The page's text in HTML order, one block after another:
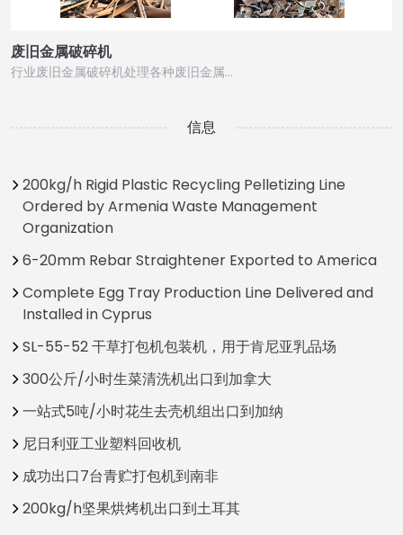
废旧金属破碎机
行业废旧金属破碎机处理各种废旧金属…
信息
200kg/h Rigid Plastic Recycling Pelletizing Line
Ordered by Armenia Waste Management
Organization
6-20mm Rebar Straightener Exported to America
Complete Egg Tray Production Line Delivered and
Installed in Cyprus
SL-55-52 干草打包机包装机，用于肯尼亚乳品场
300公斤/小时生菜清洗机出口到加拿大
一站式5吨/小时花生去壳机组出口到加纳
尼日利亚工业塑料回收机
成功出口7台青贮打包机到南非
200kg/h坚果烘烤机出口到土耳其